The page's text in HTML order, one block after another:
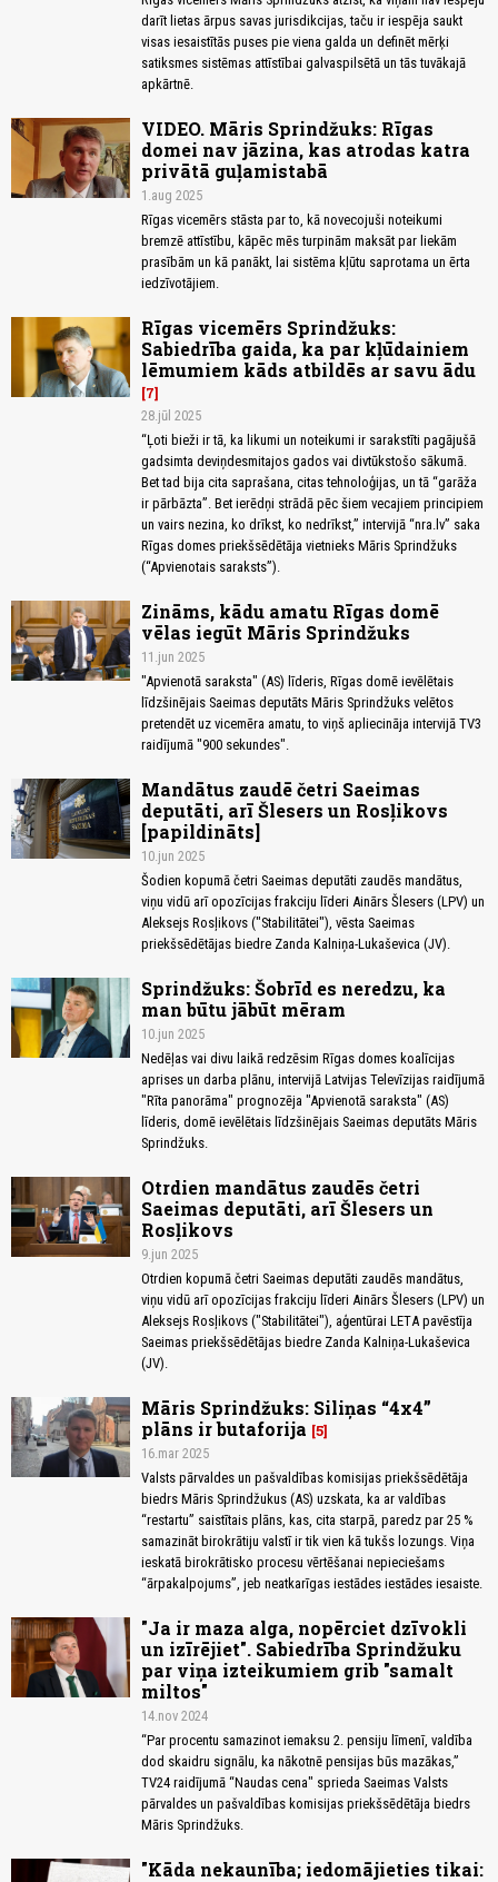
darīt lietas ārpus savas jurisdikcijas, taču ir iespēja saukt
visas iesaistītās puses pie viena galda un definēt mērķi
satiksmes sistēmas attīstībai galvaspilsētā un tās tuvākajā
apkārtnē.
VIDEO. Māris Sprindžuks: Rīgas
domei nav jāzina, kas atrodas katra
privātā guļamistabā
1.aug 2025
Rīgas vicemērs stāsta par to, kā novecojuši noteikumi
bremzē attīstību, kāpēc mēs turpinām maksāt par liekām
prasībām un kā panākt, lai sistēma kļūtu saprotama un ērta
iedzīvotājiem.
Rīgas vicemērs Sprindžuks:
Sabiedrība gaida, ka par kļūdainiem
lēmumiem kāds atbildēs ar savu ādu
7
28.jūl 2025
“Ļoti bieži ir tā, ka likumi un noteikumi ir sarakstīti pagājušā
gadsimta deviņdesmitajos gados vai divtūkstošo sākumā.
Bet tad bija cita saprašana, citas tehnoloģijas, un tā “garāža
ir pārbāzta”. Bet ierēdņi strādā pēc šiem vecajiem principiem
un vairs nezina, ko drīkst, ko nedrīkst,” intervijā “nra.lv” saka
Rīgas domes priekšsēdētāja vietnieks Māris Sprindžuks
(“Apvienotais saraksts”).
Zināms, kādu amatu Rīgas domē
vēlas iegūt Māris Sprindžuks
11.jun 2025
"Apvienotā saraksta" (AS) līderis, Rīgas domē ievēlētais
līdzšinējais Saeimas deputāts Māris Sprindžuks velētos
pretendēt uz vicemēra amatu, to viņš apliecināja intervijā TV3
raidījumā "900 sekundes".
Mandātus zaudē četri Saeimas
deputāti, arī Šlesers un Rosļikovs
[papildināts]
10.jun 2025
Šodien kopumā četri Saeimas deputāti zaudēs mandātus,
viņu vidū arī opozīcijas frakciju līderi Ainārs Šlesers (LPV) un
Aleksejs Rosļikovs ("Stabilitātei"), vēsta Saeimas
priekšsēdētājas biedre Zanda Kalniņa-Lukaševica (JV).
Sprindžuks: Šobrīd es neredzu, ka
man būtu jābūt mēram
10.jun 2025
Nedēļas vai divu laikā redzēsim Rīgas domes koalīcijas
aprises un darba plānu, intervijā Latvijas Televīzijas raidījumā
"Rīta panorāma" prognozēja "Apvienotā saraksta" (AS)
līderis, domē ievēlētais līdzšinējais Saeimas deputāts Māris
Sprindžuks.
Otrdien mandātus zaudēs četri
Saeimas deputāti, arī Šlesers un
Rosļikovs
9.jun 2025
Otrdien kopumā četri Saeimas deputāti zaudēs mandātus,
viņu vidū arī opozīcijas frakciju līderi Ainārs Šlesers (LPV) un
Aleksejs Rosļikovs ("Stabilitātei"), aģentūrai LETA pavēstīja
Saeimas priekšsēdētājas biedre Zanda Kalniņa-Lukaševica
(JV).
Māris Sprindžuks: Siliņas “4x4”
plāns ir butaforija 5
16.mar 2025
Valsts pārvaldes un pašvaldības komisijas priekšsēdētāja
biedrs Māris Sprindžukus (AS) uzskata, ka ar valdības
“restartu” saistītais plāns, kas, cita starpā, paredz par 25 %
samazināt birokrātiju valstī ir tik vien kā tukšs lozungs. Viņa
ieskatā birokrātisko procesu vērtēšanai nepieciešams
“ārpakalpojums”, jeb neatkarīgas iestādes iestādes iesaiste.
"Ja ir maza alga, nopērciet dzīvokli
un izīrējiet". Sabiedrība Sprindžuku
par viņa izteikumiem grib "samalt
miltos"
14.nov 2024
“Par procentu samazinot iemaksu 2. pensiju līmenī, valdība
dod skaidru signālu, ka nākotnē pensijas būs mazākas,”
TV24 raidījumā “Naudas cena" sprieda Saeimas Valsts
pārvaldes un pašvaldības komisijas priekšsēdētāja biedrs
Māris Sprindžuks.
"Kāda nekaunība; iedomājieties tikai: